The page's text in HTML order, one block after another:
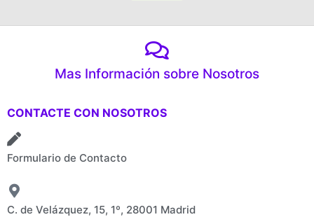
Mas Información sobre Nosotros
CONTACTE CON NOSOTROS
Formulario de Contacto
C. de Velázquez, 15, 1º, 28001 Madrid